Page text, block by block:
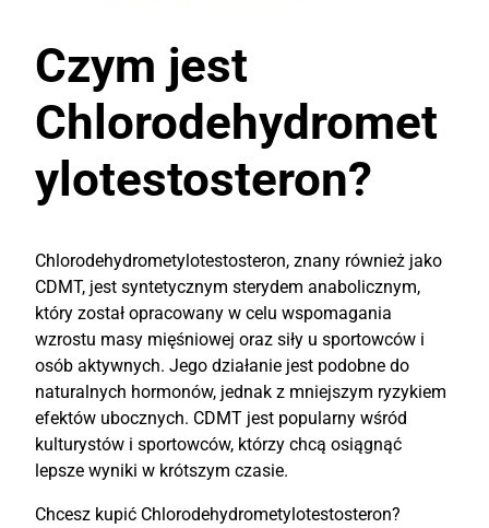
Czym jest
Chlorodehydromet
ylotestosteron?
Chlorodehydrometylotestosteron, znany również jako
CDMT, jest syntetycznym sterydem anabolicznym,
który został opracowany w celu wspomagania
wzrostu masy mięśniowej oraz siły u sportowców i
osób aktywnych. Jego działanie jest podobne do
naturalnych hormonów, jednak z mniejszym ryzykiem
efektów ubocznych. CDMT jest popularny wśród
kulturystów i sportowców, którzy chcą osiągnąć
lepsze wyniki w krótszym czasie.
Chcesz kupić Chlorodehydrometylotestosteron?